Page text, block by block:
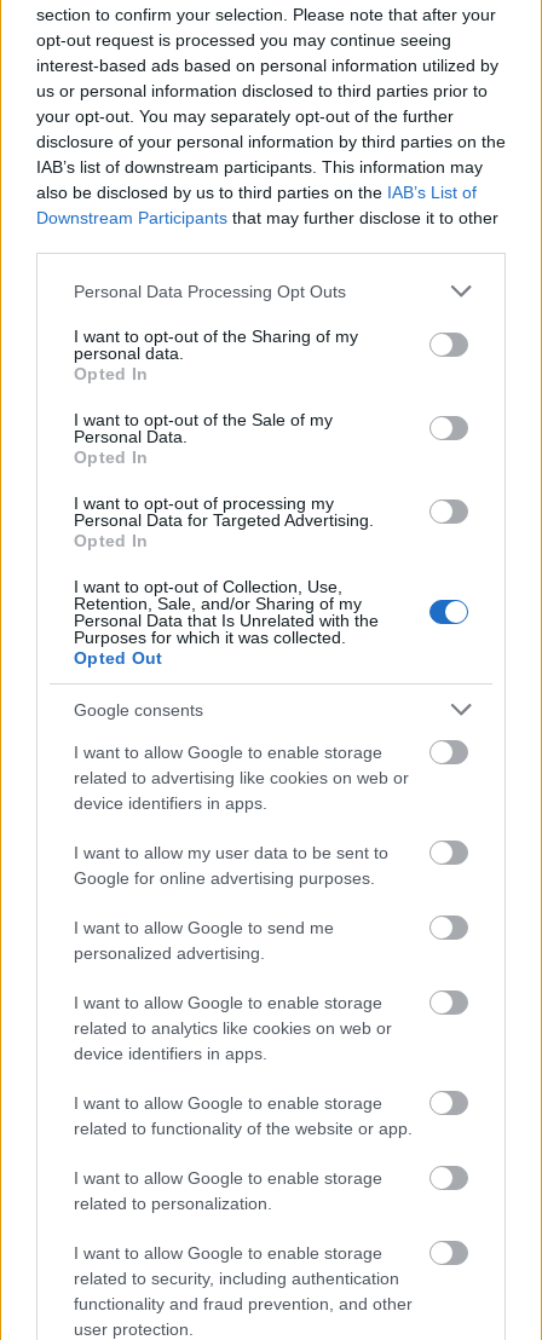
section to confirm your selection. Please note that after your
opt-out request is processed you may continue seeing
interest-based ads based on personal information utilized by
us or personal information disclosed to third parties prior to
your opt-out. You may separately opt-out of the further
disclosure of your personal information by third parties on the
IAB’s list of downstream participants. This information may
also be disclosed by us to third parties on the IAB’s List of
Downstream Participants that may further disclose it to other
Please note that this website/app uses one or more Google
not limited to your visit or usage behaviour. You may click to
grant or deny consent to Google and its third-party tags to
use your data for below specified purposes in below Google
consent section.
Personal Data Processing Opt Outs
I want to opt-out of the Sharing of my
personal data.
Opted In
I want to opt-out of the Sale of my
Personal Data.
Opted In
I want to opt-out of processing my
Personal Data for Targeted Advertising.
Opted In
I want to opt-out of Collection, Use,
Retention, Sale, and/or Sharing of my
Personal Data that Is Unrelated with the
Purposes for which it was collected.
Opted Out
Google consents
I want to allow Google to enable storage
related to advertising like cookies on web or
device identifiers in apps.
I want to allow my user data to be sent to
Google for online advertising purposes.
I want to allow Google to send me
personalized advertising.
I want to allow Google to enable storage
related to analytics like cookies on web or
device identifiers in apps.
I want to allow Google to enable storage
related to functionality of the website or app.
I want to allow Google to enable storage
related to personalization.
I want to allow Google to enable storage
related to security, including authentication
functionality and fraud prevention, and other
user protection.
Csak negyedik lett szerkesztőségünk véleménye alapján
a hagyományos bécsi adventi varázslat nevű vásár, ahol
a Rathausplatz fénylő mesevilággá változik. A
Christkindlmarkt a legnagyobb, de szerintünk nem a
legjobb a városban. Több száz standon kínálnak
termékeket, édességet és melegítő italokat. A környező
fák és a városháza ilyenkor ünnepi díszben csillog és
adventi fényárba borul a környék. Gyermekek számára
van körhinta, karácsonyi gyermekvasút, valamint
kipróbálhatják a barkácsolást egy asztalos műhelyében
Bécsben eltöltött napunkat, ahogy feljöttek a szikrázó
alkonyesti csillagok még inkább ünneppé varázsolták a
város fényei és illatai, az emberek várakozással teli
öröme és vidámsága. Mire elhagytuk a császári fővárost,
addigra szívünkben is remény és karácsony született,
amit megkoronázott, hogy 160 km/h-val száguldó meleg
vasparipánk másodperc pontosan landolt Budapesten
Szerző és fotó: 2PE
http://www.mavcsoport.hu/
GALÉRIA